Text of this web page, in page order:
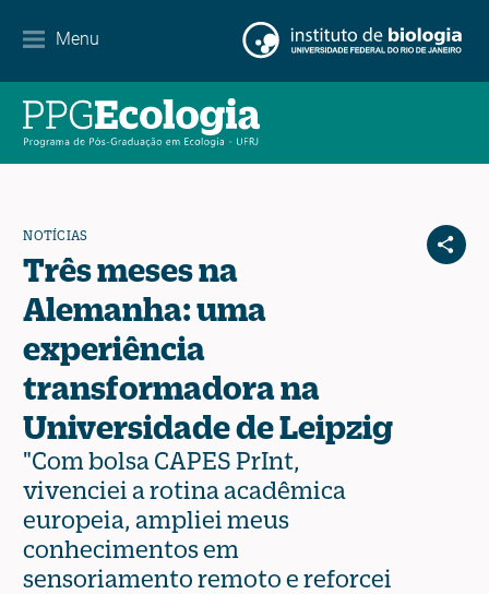
Menu
Contato
NOTÍCIAS
Três meses na
Alemanha: uma
experiência
transformadora na
Universidade de Leipzig
"Com bolsa CAPES PrInt,
vivenciei a rotina acadêmica
europeia, ampliei meus
conhecimentos em
sensoriamento remoto e reforcei